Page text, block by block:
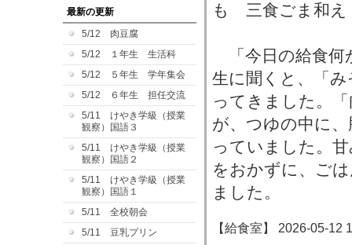
最新の更新
5/12 肉豆腐
5/12 １年生 生活科
5/12 ５年生 学年集会
5/12 ６年生 担任交流
5/11 けやき学級（授業
観察）国語３
5/11 けやき学級（授業
観察）国語２
5/11 けやき学級（授業
観察）国語１
5/11 全校朝会
5/11 豆乳プリン
も 三食ごま和え
「今日の給食何
生に聞くと、「
ってきました。
が、つゆの中に
っていました。
をおかずに、ご
ました。
【給食室】 2026-05-12